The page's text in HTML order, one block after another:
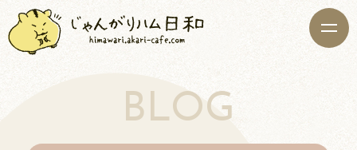
BLOG